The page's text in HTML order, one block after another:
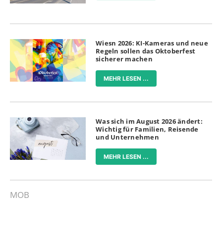
Wiesn 2026: KI-Kameras und neue
Regeln sollen das Oktoberfest
sicherer machen
MEHR LESEN ...
Was sich im August 2026 ändert:
Wichtig für Familien, Reisende
und Unternehmen
MEHR LESEN ...
MOB